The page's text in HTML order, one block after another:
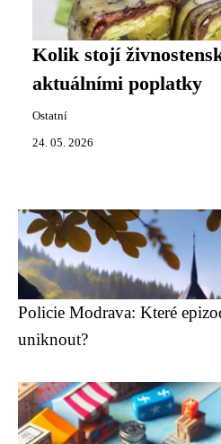
Kolik stojí
aktuálními poplatky
Ostatní
24. 05. 2026
Policie Modrava: Které
uniknout?